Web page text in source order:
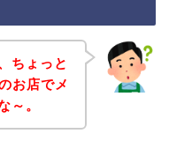
ちょっと
お店でメ
～。